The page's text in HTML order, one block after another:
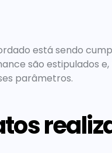
está sendo
são estipulados
parâmetros.